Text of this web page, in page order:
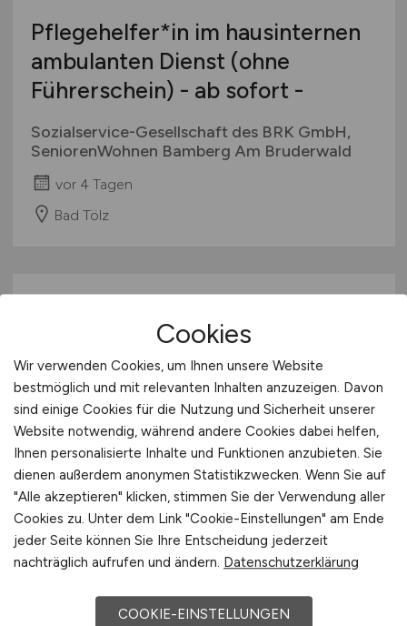
Pflegehelfer*in im hausinternen
ambulanten Dienst (ohne
Führerschein) - ab sofort -
Sozialservice-Gesellschaft des BRK GmbH,
SeniorenWohnen Bamberg Am Bruderwald
vor 4 Tagen
Bad Tölz
Bauleiter:in(m/w/d)für
Großprojekte im
Verkehrswegebau
STRABAG GmbH, Direktion Großprojekte
Nord-West, Bereich Großprojekte Mitte
Bad Hersfeld
Cookies
Wir verwenden Cookies, um Ihnen unsere Website
bestmöglich und mit relevanten Inhalten anzuzeigen. Davon
sind einige Cookies für die Nutzung und Sicherheit unserer
Website notwendig, während andere Cookies dabei helfen,
Ihnen personalisierte Inhalte und Funktionen anzubieten. Sie
dienen außerdem anonymen Statistikzwecken. Wenn Sie auf
"Alle akzeptieren" klicken, stimmen Sie der Verwendung aller
Cookies zu. Unter dem Link "Cookie-Einstellungen" am Ende
jeder Seite können Sie Ihre Entscheidung jederzeit
nachträglich aufrufen und ändern. Datenschutzerklärung
COOKIE-EINSTELLUNGEN